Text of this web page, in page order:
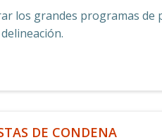
los grandes programas de
DE CONDENA